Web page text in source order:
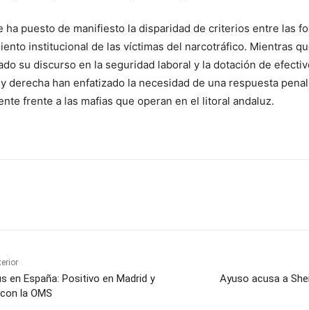
ha puesto de manifiesto la disparidad de criterios entre las
institucional de las víctimas del narcotráfico. Mientras
su discurso en la seguridad laboral y la dotación de
derecha han enfatizado la necesidad de una respuesta
frente a las mafias que operan en el litoral andaluz.
en España: Positivo en Madrid y
la OMS
Ayuso acusa a